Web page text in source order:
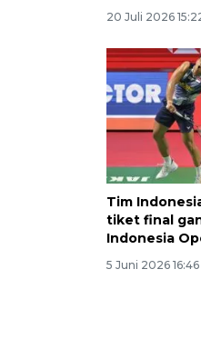
20 Juli 2026
Tim
tiket final
Indonesia
5 Juni 2026 16:46